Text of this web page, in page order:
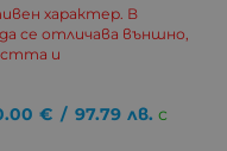
характер. В
се отличава външно,
и
€ / 97.79 лв. с